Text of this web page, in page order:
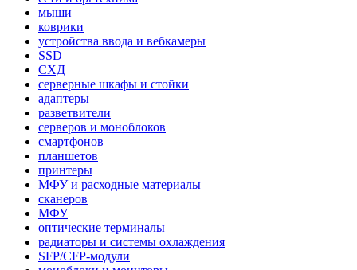
мыши
коврики
устройства ввода и вебкамеры
SSD
СХД
серверные шкафы и стойки
адаптеры
разветвители
серверов и моноблоков
смартфонов
планшетов
принтеры
МФУ и расходные материалы
сканеров
МФУ
оптические терминалы
радиаторы и системы охлаждения
SFP/CFP-модули